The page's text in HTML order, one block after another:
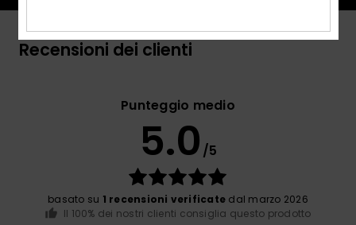
Recensioni dei clienti
Punteggio medio
5.0 /5
basato su 1 recensioni verificate dal marzo 2026
Il 100% dei nostri clienti consiglia questo prodotto